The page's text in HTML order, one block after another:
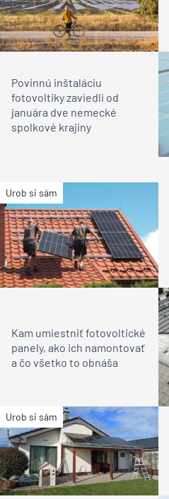
Povinnú inštaláciu
fotovoltiky zaviedli od
januára dve nemecké
spolkové krajiny
Urob si sám
Kam umiestniť fotovoltické
panely, ako ich namontovať
a čo všetko to obnáša
Urob si sám